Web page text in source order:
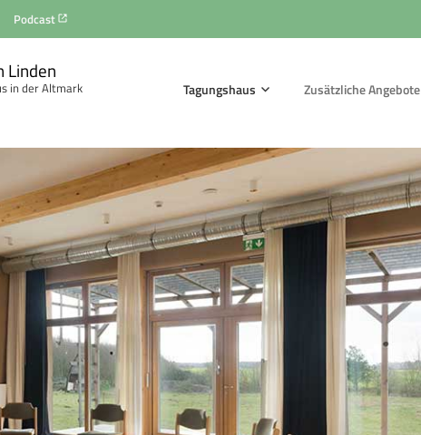
Podcast
Linden
in der Altmark Tagungshaus Zusätzliche Angebote